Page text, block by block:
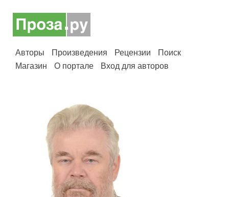
Авторы Произведения Рецензии
Поиск
Магазин
О портале Вход для авторов